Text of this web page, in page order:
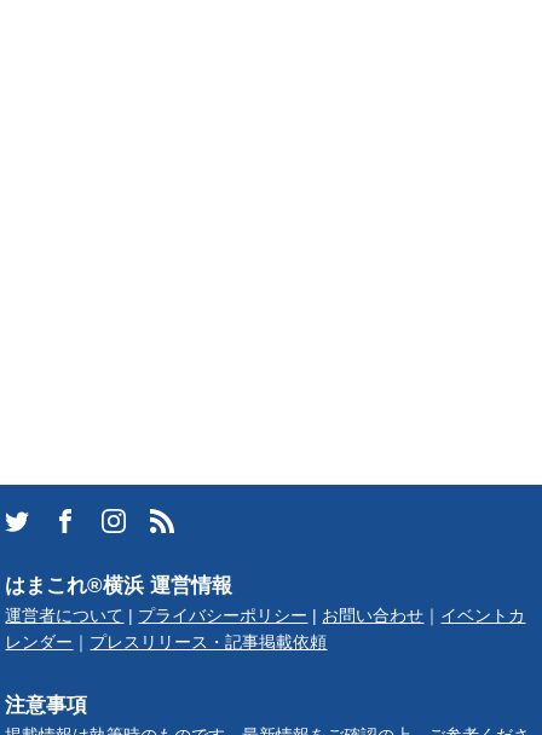
はまこれ®横浜 運営情報
運営者について | プライバシーポリシー | お問い合わせ ｜ イベントカ
レンダー ｜ プレスリリース・記事掲載依頼
注意事項